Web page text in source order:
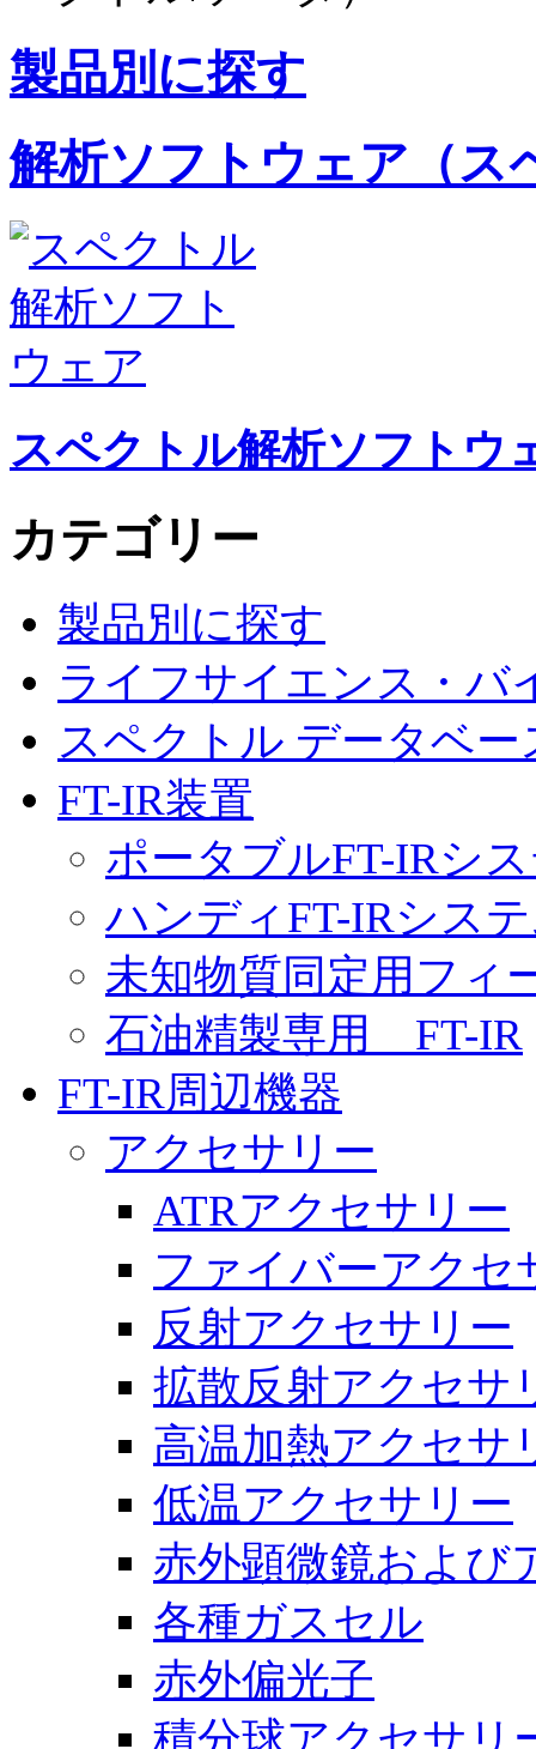
製品別に探す
解析ソフトウェア（ス
スペクトル解析ソフトウ
カテゴリー
製品別に探す
ライフサイエンス・バ
スペクトル データベ
FT-IR装置
ポータブルFT-IRシ
ハンディFT-IRシス
未知物質同定用フィ
石油精製専用 FT-IR
FT-IR周辺機器
アクセサリー
ATRアクセサリー
ファイバーアクセ
反射アクセサリー
拡散反射アクセサ
高温加熱アクセサ
低温アクセサリー
赤外顕微鏡および
各種ガスセル
赤外偏光子